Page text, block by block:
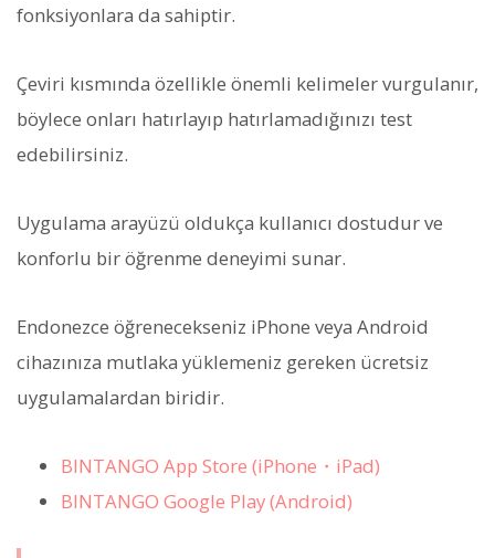
fonksiyonlara da sahiptir.
Çeviri kısmında özellikle önemli kelimeler vurgulanır,
böylece onları hatırlayıp hatırlamadığınızı test
edebilirsiniz.
Uygulama arayüzü oldukça kullanıcı dostudur ve
konforlu bir öğrenme deneyimi sunar.
Endonezce öğrenecekseniz iPhone veya Android
cihazınıza mutlaka yüklemeniz gereken ücretsiz
uygulamalardan biridir.
BINTANGO App Store (iPhone・iPad)
BINTANGO Google Play (Android)